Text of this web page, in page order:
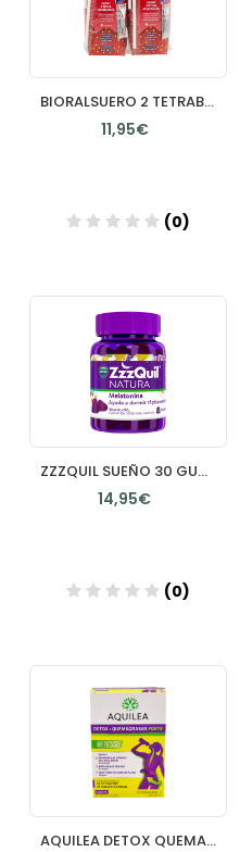
BIORALSUERO 2 TETRABRIKS 330 ML SABOR FRESA
11,95€
(0)
Añadir
ZZZQUIL SUEÑO 30 GUMMIES SABOR FRUTOS DEL BOSQUE
14,95€
(0)
AQUILEA DETOX QUEMAGRASAS FORTE 10 STICKS 15 ML SABOR PIÑA